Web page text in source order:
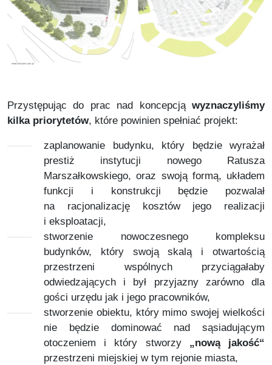
Przystępując do prac nad koncepcją wyznaczyliśmy
kilka priorytetów, które powinien spełniać projekt:
zaplanowanie budynku, który będzie wyrażał
prestiż instytucji nowego Ratusza
Marszałkowskiego, oraz swoją formą, układem
funkcji i konstrukcji będzie pozwalał
na racjonalizację kosztów jego realizacji
i eksploatacji,
stworzenie nowoczesnego kompleksu
budynków, który swoją skalą i otwartością
przestrzeni wspólnych przyciągałaby
odwiedzających i był przyjazny zarówno dla
gości urzędu jak i jego pracowników,
stworzenie obiektu, który mimo swojej wielkości
nie będzie dominować nad sąsiadującym
otoczeniem i który stworzy „nową jakość“
przestrzeni miejskiej w tym rejonie miasta,